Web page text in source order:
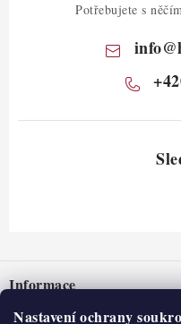
Nastavení ochrany
Potřebujete s
info@
pInformace
Nepřevzetí zásilky na dobírku